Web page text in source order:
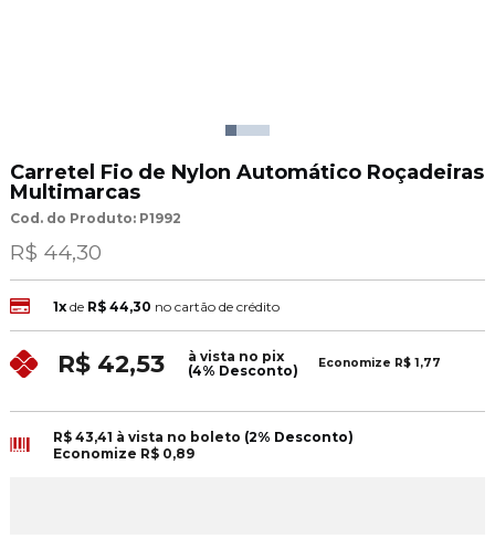
Carretel Fio de Nylon Automático Roçadeiras
Multimarcas
Cod. do Produto: P1992
R$ 44,30
1xde R$ 44,30 no cartão de crédito
R$ 42,53
à vista no pix
(4% Desconto)
Economize R$ 1,77
R$ 43,41 à vista no boleto (2% Desconto)
Economize R$ 0,89